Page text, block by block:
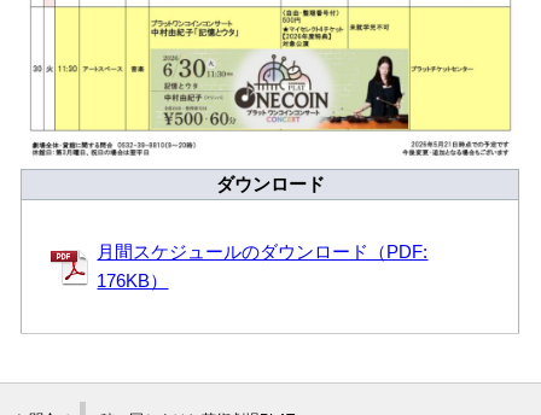
ダウンロード
月間スケジュールのダウンロード（PDF:
176KB）